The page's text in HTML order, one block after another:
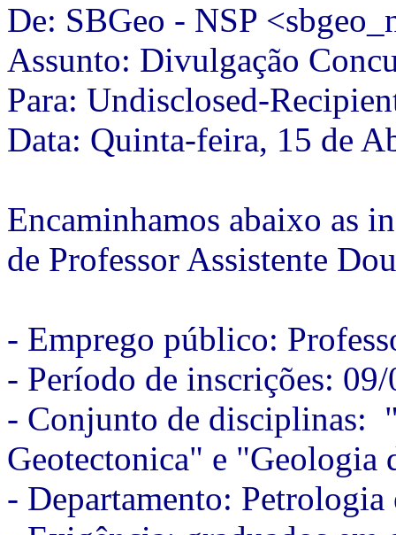
De: SBGeo - NSP
Assunto: Divulgação
Para: Undisclosed-
Data: Quinta-feira, 15 de
Encaminhamos abaixo as
de Professor Assistente
- Emprego público:
- Período de inscrições:
- Conjunto de disciplinas:
Geotectonica" e "Geologia
- Departamento: